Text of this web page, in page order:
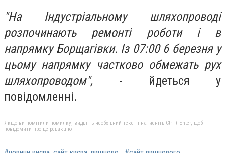
"На Індустріальному шляхопроводі
розпочинають ремонті роботи і в
напрямку Борщагівки. Із 07:00 6 березня у
цьому напрямку частково обмежать рух
шляхопроводом", - йдеться у
повідомленні.
Якщо ви помітили помилку, виділіть необхідний текст і натисніть Ctrl + Enter, щоб
повідомити про це редакцію